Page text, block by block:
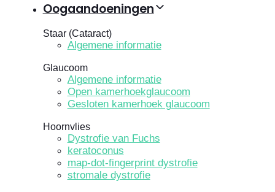
Oogaandoeningen
Staar (Cataract)
Algemene informatie
Glaucoom
Algemene informatie
Open kamerhoekglaucoom
Gesloten kamerhoek glaucoom
Hoornvlies
Dystrofie van Fuchs
keratoconus
map-dot-fingerprint dystrofie
stromale dystrofie